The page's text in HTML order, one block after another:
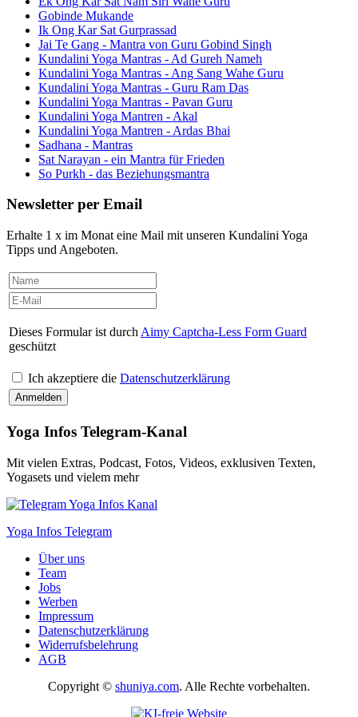
Gobinde Mukande
Ik Ong Kar Sat Gurprassad
Jai Te Gang - Mantra von Guru Gobind Singh
Kundalini Yoga Mantras - Ad Gureh Nameh
Kundalini Yoga Mantras - Ang Sang Wahe Guru
Kundalini Yoga Mantras - Guru Ram Das
Kundalini Yoga Mantras - Pavan Guru
Kundalini Yoga Mantren - Akal
Kundalini Yoga Mantren - Ardas Bhai
Sadhana - Mantras
Sat Narayan - ein Mantra für Frieden
So Purkh - das Beziehungsmantra
Newsletter per Email
Erhalte 1 x im Monat eine Mail mit unseren Kundalini Yoga
Tipps und Angeboten.
Dieses Formular ist durch Aimy Captcha-Less Form Guard
geschützt
Ich akzeptiere die Datenschutzerklärung
Yoga Infos Telegram-Kanal
Mit vielen Extras, Podcast, Fotos, Videos, exklusiven Texten,
Yogasets und vielem mehr
Yoga Infos Telegram
Über uns
Team
Jobs
Werben
Impressum
Datenschutzerklärung
Widerrufsbelehrung
AGB
Copyright © shuniya.com. Alle Rechte vorbehalten.